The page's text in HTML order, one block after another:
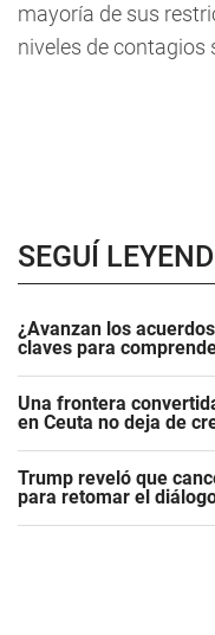
mayoría de sus
niveles de contagios
SEGUÍ
¿Avanzan los
claves para
Una frontera
en Ceuta no deja de
Trump reveló que
para retomar el